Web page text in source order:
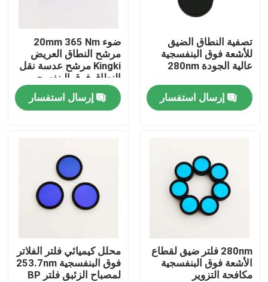
المنتجات
أشرطة فيديو
جولة في المعمل
اتصل بنا
تصفية النطاق الضيق
للأشعة فوق البنفسجية
عالية الجودة 280nm
إرسال استفسار
ضوء 20mm 365 Nm
مرشح النطاق العريض
Kingki مرشح عدسة نقل
النطاق فوق البنفسجي
إرسال استفسار
280nm فلتر ضيق لقطاع
الأشعة فوق البنفسجية
مكافحة التزوير
محلل كيميائي فلتر الفلاتر
فوق البنفسجية 253.7nm
لمصباح الزئبق فلتر BP